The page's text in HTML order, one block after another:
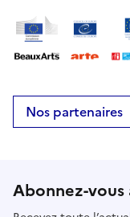
Nos partenaires
Abonnez-